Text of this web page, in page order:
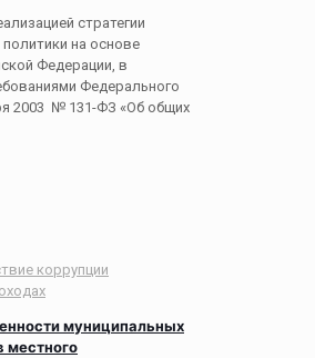
стратегии
на основе
Федерации, в
Федерального
2003 № 131-ФЗ «Об общих
коррупции
муниципальных
местного